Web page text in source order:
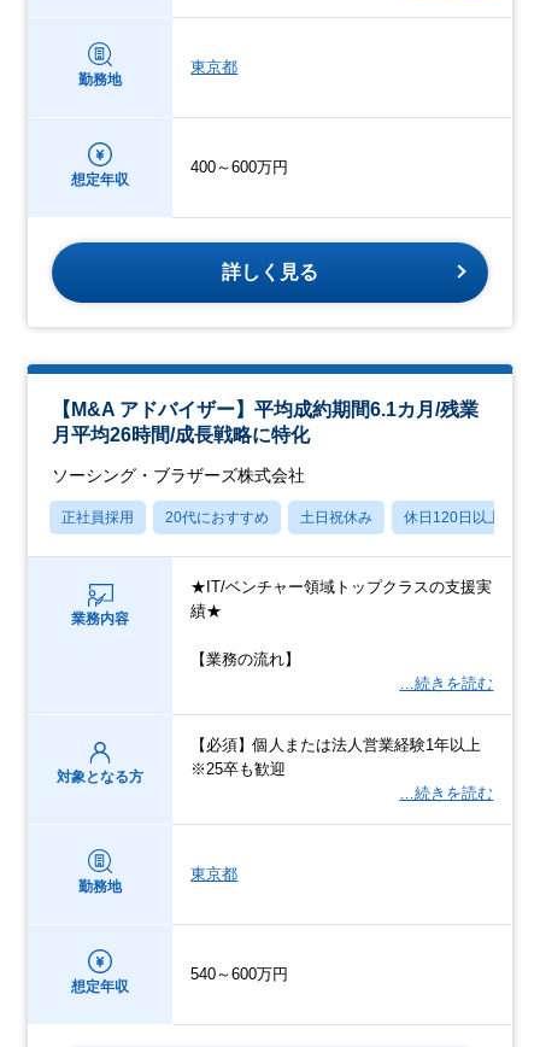
勤務地
東京都
想定年収
400～600万円
詳しく見る
【M&A アドバイザー】平均成約期間6.1カ月/残業
月平均26時間/成長戦略に特化
ソーシング・ブラザーズ株式会社
正社員採用 20代におすすめ 土日祝休み 休日120日以上
業務内容
★IT/ベンチャー領域トップクラスの支援実
績★
【業務の流れ】
…続きを読む
対象となる方
【必須】個人または法人営業経験1年以上
※25卒も歓迎
…続きを読む
勤務地
東京都
想定年収
540～600万円